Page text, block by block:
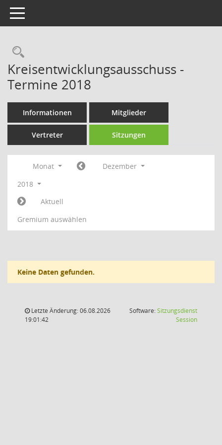
Toggle navigation
Rechercheauswahl
Kreisentwicklungsausschuss -
Termine 2018
Informationen Mitglieder
Vertreter Sitzungen
Monat
Dezember
2018
Aktuell
Gremium auswählen
Keine Daten gefunden.
Letzte Änderung: 06.08.2026
19:01:42
Software:Sitzungsdienst
Session(Wird in